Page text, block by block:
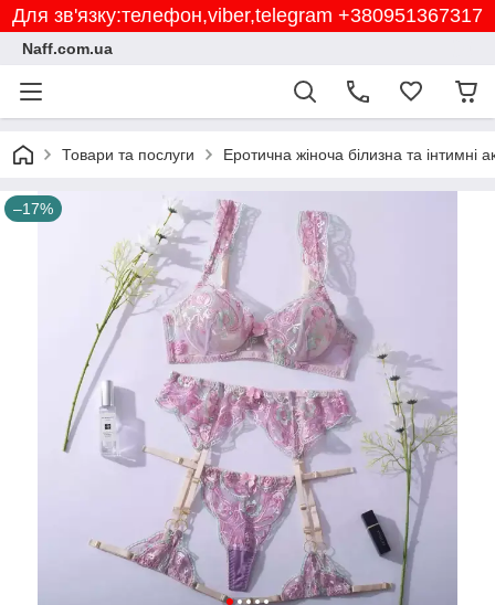
Для зв'язку:телефон,viber,telegram +380951367317
Naff.com.ua
Товари та послуги Еротична жіноча білизна та інтимні
–17%